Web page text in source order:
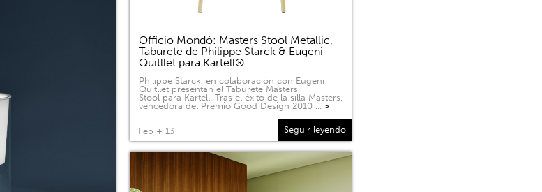
Officio Mondó: Masters Stool Metallic,
Taburete de Philippe Starck & Eugeni
Quitllet para Kartell®
Philippe Starck, en colaboración con Eugeni
Quitllet presentan el Taburete Masters
Stool para Kartell. Tras el éxito de la silla Masters,
vencedora del Premio Good Design 2010 … >
Feb + 13 Seguir leyendo